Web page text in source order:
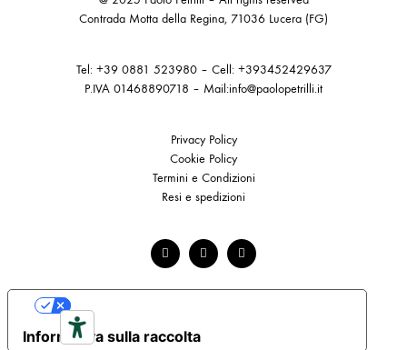
Contrada Motta della Regina, 71036 Lucera (FG)
Tel: +39 0881 523980– Cell: +393452429637
P.IVA 01468890718 – Mail:info@paolopetrilli.it
Privacy Policy
Cookie Policy
Termini e Condizioni
Resi e spedizioni
Informativa sulla raccolta
Le tue preferenze relative alla privacy